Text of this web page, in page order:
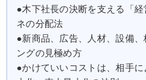
●木下社長の決断を支える「
ネの分配法
●新商品、広告、人材、設備
ングの見極め方
●かけていいコストは、相手